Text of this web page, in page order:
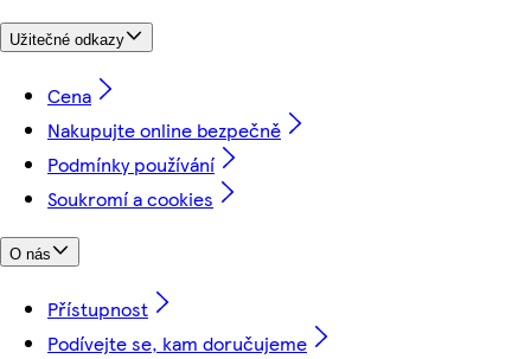
Užitečné odkazy
Cena
Nakupujte online bezpečně
Podmínky používání
Soukromí a cookies
O nás
Přístupnost
Podívejte se, kam doručujeme